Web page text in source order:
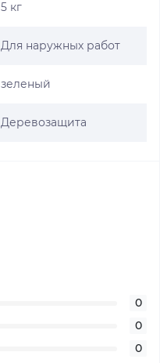
5 кг
Для наружных работ
зеленый
Деревозащита
0
0
0